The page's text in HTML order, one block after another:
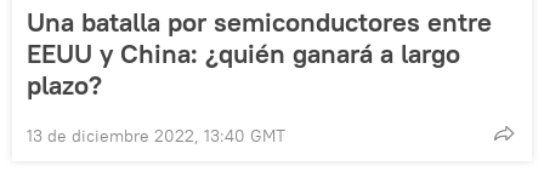
Una batalla por semiconductores entre
EEUU y China: ¿quién ganará a largo
plazo?
13 de diciembre 2022, 13:40 GMT